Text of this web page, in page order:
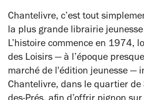
Chantelivre, c’est tout
la plus grande librairie
L’histoire commence en 1974,
des Loisirs — à l’époque
marché de l'édition jeunesse —
Chantelivre, dans le quartier de